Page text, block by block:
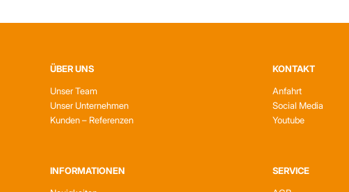
ÜBER UNS
Unser Team
Unser Unternehmen
Kunden – Referenzen
INFORMATIONEN
KONTAKT
Anfahrt
Social Media
Youtube
SERVICE